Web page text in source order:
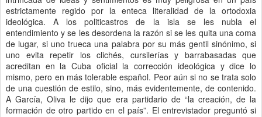
estrictamente regido por la enteca literalidad de la ortodoxia
ideológica. A los politicastros de la isla se les nubla el
entendimiento y se les desordena la razón si se les quita una coma
de lugar, si uno trueca una palabra por su más gentil sinónimo, si
uno evita repetir los clichés, cursilerías y barrabasadas que
acreditan en la Cuba oficial la corrección ideológica y dice lo
mismo, pero en más tolerable español. Peor aún si no se trata solo
de una cuestión de estilo, sino, más evidentemente, de contenido.
A García, Oliva le dijo que era partidario de “la creación, de la
formación de otro partido en el país”. El entrevistador preguntó si